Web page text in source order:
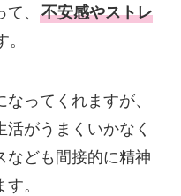
、
不安感やストレ
ってくれますが、
がうまくいかなく
なども間接的に精神
。